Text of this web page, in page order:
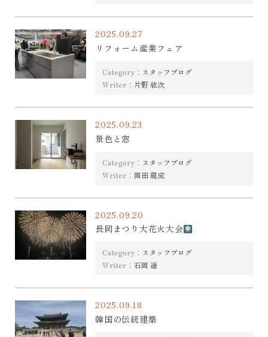
2025.09.27
リフォーム産業フェア
Category： スタッフブログ
Writer： 片野 紘次
2025.09.23
景色と窓
Category： スタッフブログ
Writer： 岡田 龍成
2025.09.20
長岡まつり大花火大会
Category： スタッフブログ
Writer： 石岡 遥
2025.09.18
韓国の伝統建築